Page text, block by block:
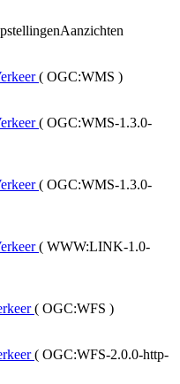
( OGC:WMS )
( OGC:WMS-1.3.0-
( OGC:WMS-1.3.0-
( WWW:LINK-1.0-
( OGC:WFS )
( OGC:WFS-2.0.0-http-